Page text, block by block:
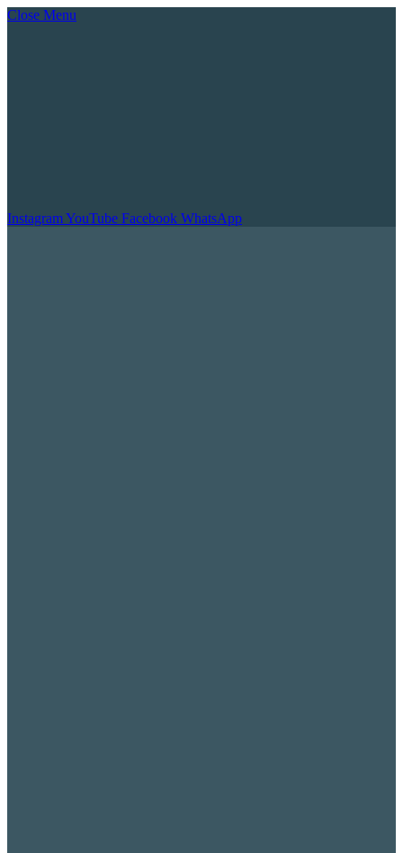
Close Menu
InstagramYouTube Facebook WhatsApp